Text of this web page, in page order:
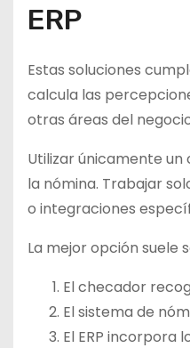
ERP
Estas soluciones
calcula las
otras áreas del
Utilizar únicamente
la nómina. Trabajar
o integraciones
La mejor opción suele
El checador
El sistema de
El ERP incorpora